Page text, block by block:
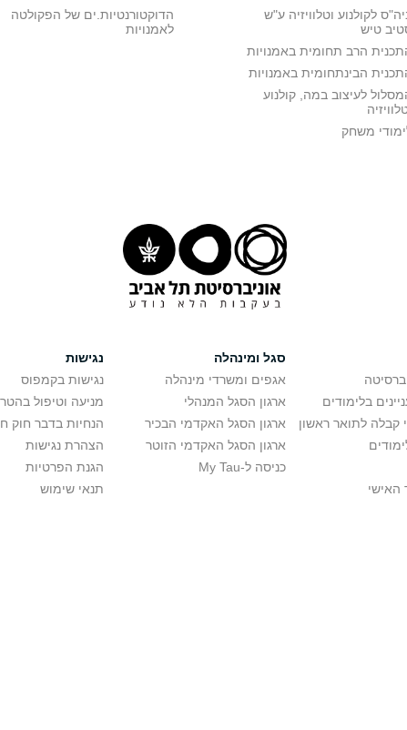
לקולנוע וטלוויזיה ע"ש
טיש
הרב תחומית באמנויות
הבינתחומית באמנויות
לעיצוב במה, קולנוע
משחק
הדוקטורנטיות.ים של הפקולטה
לאמנויות
בלימודים
קבלה לתואר ראשון
האישי
סגל ומינהלה
אגפים ומשרדי מינהלה
ארגון הסגל המנהלי
ארגון הסגל האקדמי הבכיר
ארגון הסגל האקדמי הזוטר
כניסה ל-My Tau
נגישות
נגישות בקמפוס
מניעה וטיפול
הנחיות בדבר חוק
הצהרת נגישות
הגנת הפרטיות
תנאי שימוש